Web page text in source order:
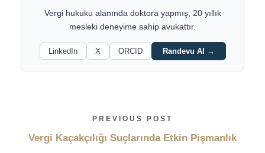
Vergi hukuku alanında doktora yapmış, 20 yıllık
mesleki deneyime sahip avukattır.
LinkedIn X ORCID Randevu Al →
PREVIOUS POST
Vergi Kaçakçılığı Suçlarında Etkin Pişmanlık